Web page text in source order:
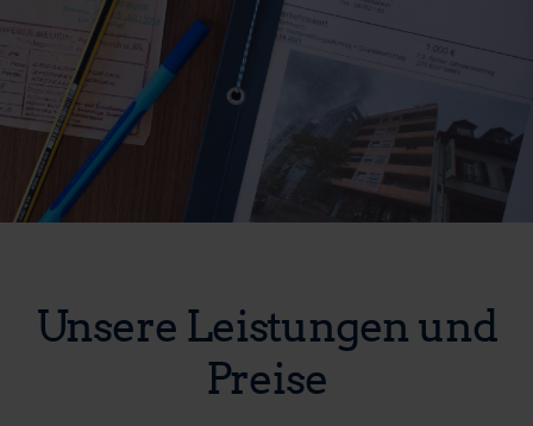
Unsere Leistungen und
Preise